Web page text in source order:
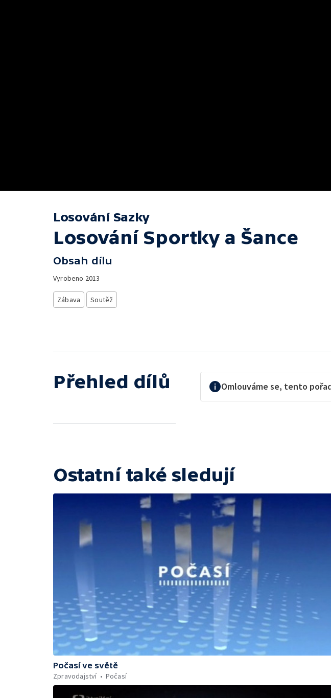
Losování Sazky
Losování Sportky a Šance
Obsah dílu
Vyrobeno 2013
Zábava Soutěž
Přehled dílů Omlouváme se, tento
Ostatní také sledují
Počasí ve světě
Zpravodajství
Počasí